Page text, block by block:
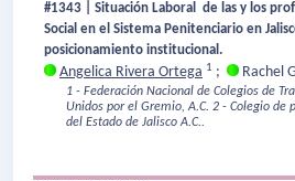
#1343 | Situación Laboral de las y los
Social en el Sistema Penitenciario en
posicionamiento institucional.
Angelica Rivera Ortega 1 ; Rachel
1 - Federación Nacional de Colegios de
Unidos por el Gremio, A.C. 2 - Colegio de
del Estado de Jalisco A.C..